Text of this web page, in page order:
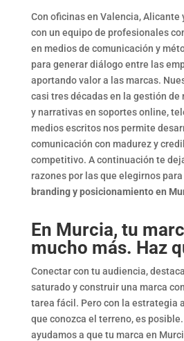
Con oficinas en Valencia, Alicante
con un equipo de profesionales
en medios de comunicación y
para generar diálogo entre las
aportando valor a las marcas.
casi tres décadas en la gestión
y narrativas en soportes online,
medios escritos nos permite
comunicación con madurez y
competitivo. A continuación te
razones por las que elegirnos para
branding y posicionamiento en
En Murcia, tu
mucho más. Haz
Conectar con tu audiencia,
saturado y construir una marca
tarea fácil. Pero con la estrategia
que conozca el terreno, es
ayudamos a que tu marca en